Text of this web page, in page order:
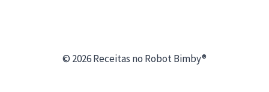
© 2026 Receitas no Robot Bimby®